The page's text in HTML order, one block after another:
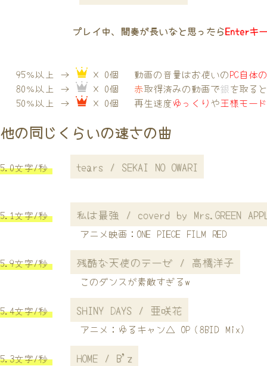
プレイ中、間奏が長いなと思ったらEnterキ
95％以上 →
× 0個
80％以上 →
× 0個
50％以上 →
× 0個
動画の音量はお使いのPC自体
赤取得済みの動画で銀を取る
再生速度ゆっくりや王様モー
他の同じくらいの速さの曲
5.0文字/秒 tears / SEKAI NO OWARI
5.1文字/秒 私は最強 / coverd by Mrs.GREEN
アニメ映画：ONE PIECE FILM RED
5.9文字/秒 残酷な天使のテーゼ / 高橋洋子
このダンスが素敵すぎるw
5.4文字/秒 SHINY DAYS / 亜咲花
アニメ：ゆるキャン△ OP（8BID Mix)
5.3文字/秒 HOME / B'z